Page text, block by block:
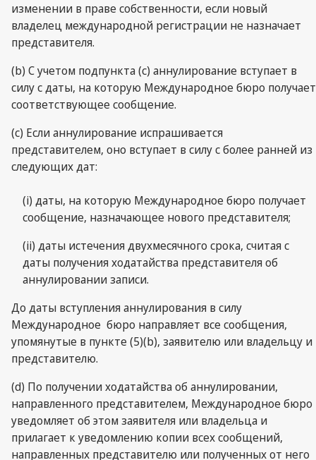
изменении в праве собственности, если новый
владелец международной регистрации не назначает
представителя.
(b) С учетом подпункта (с) аннулирование вступает в
силу с даты, на которую Международное бюро получает
соответствующее сообщение.
(с) Если аннулирование испрашивается
представителем, оно вступает в силу с более ранней из
следующих дат:
(i) даты, на которую Международное бюро получает
сообщение, назначающее нового представителя;
(ii) даты истечения двухмесячного срока, считая с
даты получения ходатайства представителя об
аннулировании записи.
До даты вступления аннулирования в силу
Международное бюро направляет все сообщения,
упомянутые в пункте (5)(b), заявителю или владельцу и
представителю.
(d) По получении ходатайства об аннулировании,
направленного представителем, Международное бюро
уведомляет об этом заявителя или владельца и
прилагает к уведомлению копии всех сообщений,
направленных представителю или полученных от него